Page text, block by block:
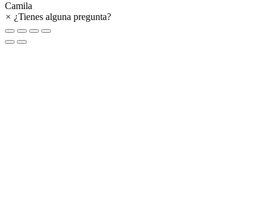
Camila
× ¿Tienes alguna pregunta?